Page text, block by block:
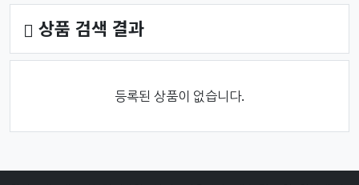
상품 검색 결과
등록된 상품이 없습니다.